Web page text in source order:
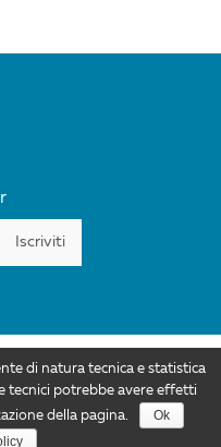
ulteriori rispetto allo scopo di
info@cild.eu |Privacy policy
di natura tecnica e statistica
tecnici potrebbe avere effetti
della pagina.
Ok